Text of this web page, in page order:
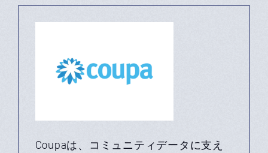
Coupaは、コミュニティデータに支え